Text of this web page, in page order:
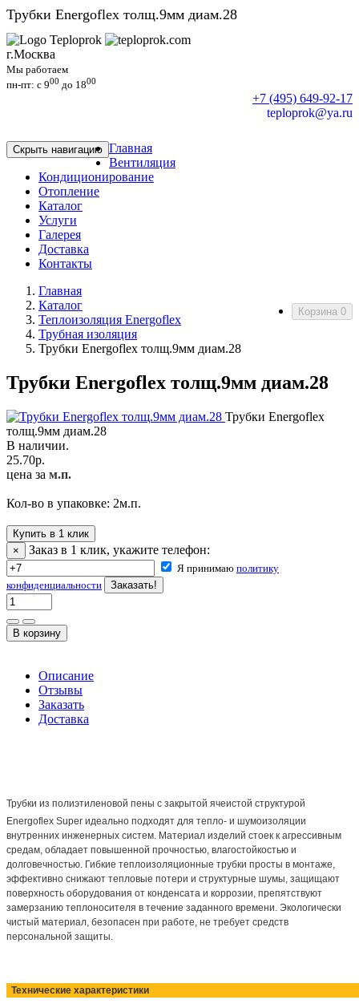
Трубки Energoflex толщ.9мм диам.28
г.Москва
Мы работаем
пн-пт: c 900 до 1800
+7 (495) 649-92-17
teploprok@ya.ru
Скрыть навигацию Главная
Вентиляция
Кондиционирование
Отопление
Каталог
Услуги
Галерея
Доставка
Контакты
Корзина 0
Главная
Каталог
Теплоизоляция Energoflex
Трубная изоляция
Трубки Energoflex толщ.9мм диам.28
Трубки Energoflex толщ.9мм диам.28
Трубки Energoflex
толщ.9мм диам.28
В наличии.
25.70р.
цена за м.п.
Кол-во в упаковке: 2м.п.
Купить в 1 клик
×
Заказ в 1 клик, укажите телефон:
Я принимаю политику
конфиденциальности
Описание
Отзывы
Заказать
Доставка
Трубки из полиэтиленовой пены с закрытой ячеистой структурой
Energoflex Super идеально подходят для тепло- и шумоизоляции
внутренних инженерных систем. Материал изделий стоек к агрессивным
средам, обладает повышенной прочностью, влагостойкостью и
долговечностью. Гибкие теплоизоляционные трубки просты в монтаже,
эффективно снижают тепловые потери и структурные шумы, защищают
поверхность оборудования от конденсата и коррозии, препятствуют
замерзанию теплоносителя в течение заданного времени. Экологически
чистый материал, безопасен при работе, не требует средств
персональной защиты.
Технические характеристики